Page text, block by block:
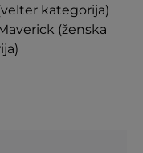
kategorija)
(ženska